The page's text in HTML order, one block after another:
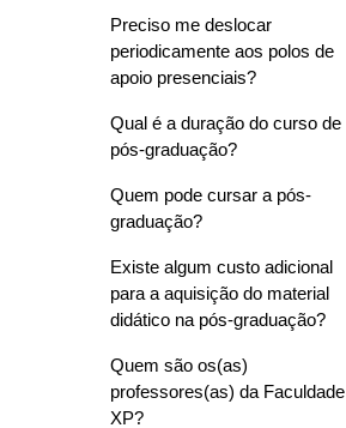
Preciso me deslocar
periodicamente aos polos de
apoio presenciais?
Qual é a duração do curso de
pós-graduação?
Quem pode cursar a pós-
graduação?
Existe algum custo adicional
para a aquisição do material
didático na pós-graduação?
Quem são os(as)
professores(as) da Faculdade
XP?